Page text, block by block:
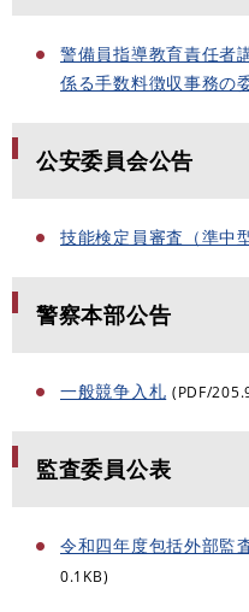
警備員指導教育責任者
係る手数料徴収事務の
公安委員会公告
技能検定員審査（準中
警察本部公告
一般競争入札 (PDF/
監査委員公表
令和四年度包括外部監
0.1KB)